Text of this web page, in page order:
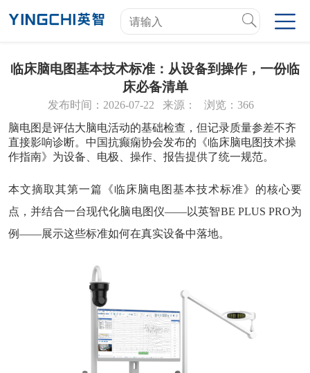
临床脑电图基本技术标准：从设备到操作，一份临
床必备清单
发布时间：2026-07-22 来源：
浏览：366
脑电图是评估大脑电活动的基础检查，但记录质量参差不齐
直接影响诊断。中国抗癫痫协会发布的《临床脑电图技术操
作指南》为设备、电极、操作、报告提供了统一规范。
本文摘取其第一篇《临床脑电图基本技术标准》的核心要
点，并结合一台现代化脑电图仪——以英智BE PLUS PRO为
例——展示这些标准如何在真实设备中落地。